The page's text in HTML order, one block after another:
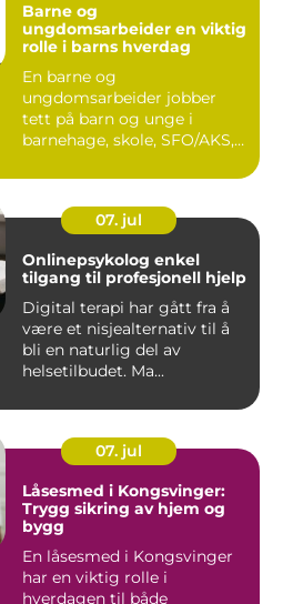
Barne og
ungdomsarbeider en viktig
rolle i barns hverdag
En barne og
ungdomsarbeider jobber
tett på barn og unge i
barnehage, skole, SFO/AKS,
07. jul
Onlinepsykolog enkel
tilgang til profesjonell hjelp
Digital terapi har gått fra å
være et nisjealternativ til å
bli en naturlig del av
helsetilbudet. Ma...
07. jul
Låsesmed i Kongsvinger:
Trygg sikring av hjem og
bygg
En låsesmed i Kongsvinger
har en viktig rolle i
hverdagen til både